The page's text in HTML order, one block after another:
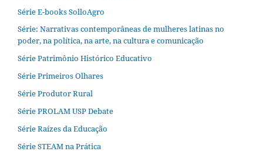
Série E-books SolloAgro
Série: Narrativas contemporâneas de mulheres latinas no
poder, na política, na arte, na cultura e comunicação
Série Patrimônio Histórico Educativo
Série Primeiros Olhares
Série Produtor Rural
Série PROLAM USP Debate
Série Raízes da Educação
Série STEAM na Prática